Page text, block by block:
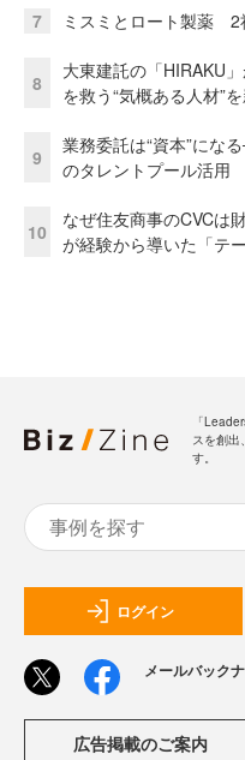
7 ミスミとロート製薬 2
8
大東建託の「HIRAKU
を救う“気概ある人材”
9
業務委託は“資本”にな
のタレントプール活用
10
なぜ住友商事のCVCは
が経験から導いた「テ
「
スを創出
す。
ログイン
メールバック
広告掲載のご案内